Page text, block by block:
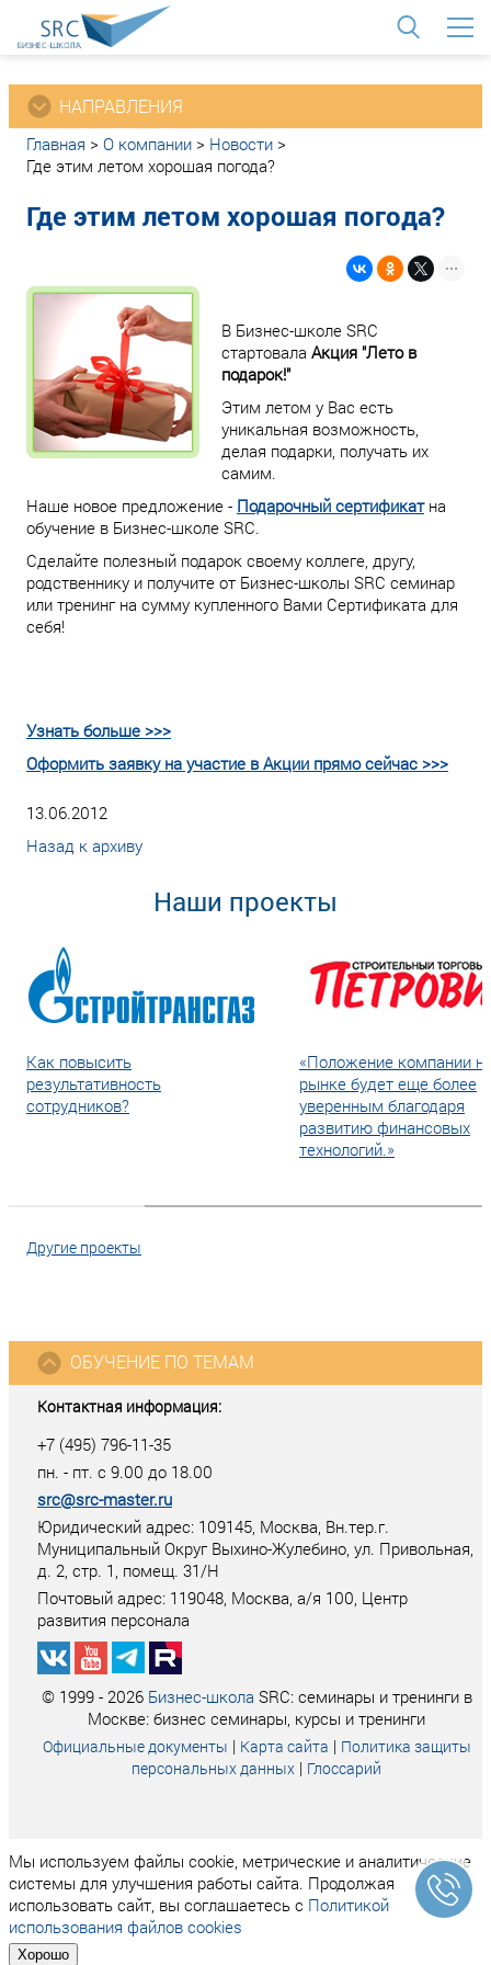
НАПРАВЛЕНИЯ
Главная > О компании > Новости >
Где этим летом хорошая погода?
Где этим летом хорошая погода?
В Бизнес-школе SRC
стартовала Акция "Лето в
подарок!"
Этим летом у Вас есть
уникальная возможность,
делая подарки, получать их
самим.
Наше новое предложение - Подарочный сертификатна
обучение в Бизнес-школе SRC.
Сделайте полезный подарок своему коллеге, другу,
родственнику и получите от Бизнес-школы SRC семинар
или тренинг на сумму купленного Вами Сертификата для
себя!
Узнать больше >>>
Оформить заявку на участие в Акции прямо сейчас >>>
13.06.2012
Назад к архиву
Наши проекты
Как повысить
результативность
сотрудников?
«Положение компании
рынке будет еще более
уверенным благодаря
развитию финансовых
технологий.»
Другие проекты
Контактная информация:
+7 (495) 796-11-35
пн. - пт. с 9.00 до 18.00
src@src-master.ru
Юридический адрес: 109145, Москва, Вн.тер.г.
Муниципальный Округ Выхино-Жулебино, ул. Привольная,
д. 2, стр. 1, помещ. 31/Н
Почтовый адрес: 119048, Москва, а/я 100, Центр
развития персонала
ОБУЧЕНИЕ ПО ТЕМАМ
© 1999 - 2026 Бизнес-школа SRC: семинары и тренинги в
Москве: бизнес семинары, курсы и тренинги
Официальные документы | Карта сайта | Политика защиты
персональных данных | Глоссарий
Мы используем файлы cookie, метрические и аналитические
системы для улучшения работы сайта. Продолжая
использовать сайт, вы соглашаетесь с Политикой
использования файлов cookies
Хорошо